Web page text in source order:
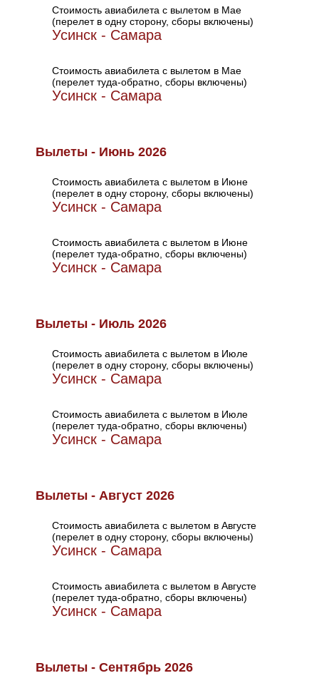
Стоимость авиабилета с вылетом в Мае
(перелет в одну сторону, сборы включены)
Усинск - Самара
Стоимость авиабилета с вылетом в Мае
(перелет туда-обратно, сборы включены)
Усинск - Самара
Вылеты - Июнь 2026
Стоимость авиабилета с вылетом в Июне
(перелет в одну сторону, сборы включены)
Усинск - Самара
Стоимость авиабилета с вылетом в Июне
(перелет туда-обратно, сборы включены)
Усинск - Самара
Вылеты - Июль 2026
Стоимость авиабилета с вылетом в Июле
(перелет в одну сторону, сборы включены)
Усинск - Самара
Стоимость авиабилета с вылетом в Июле
(перелет туда-обратно, сборы включены)
Усинск - Самара
Вылеты - Август 2026
Стоимость авиабилета с вылетом в Августе
(перелет в одну сторону, сборы включены)
Усинск - Самара
Стоимость авиабилета с вылетом в Августе
(перелет туда-обратно, сборы включены)
Усинск - Самара
Вылеты - Сентябрь 2026